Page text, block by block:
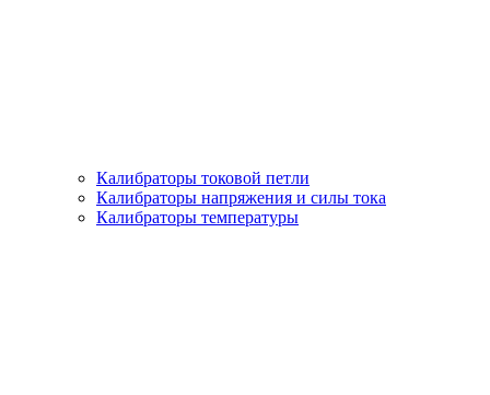
Калибраторы токовой петли
Калибраторы напряжения и силы тока
Калибраторы температуры